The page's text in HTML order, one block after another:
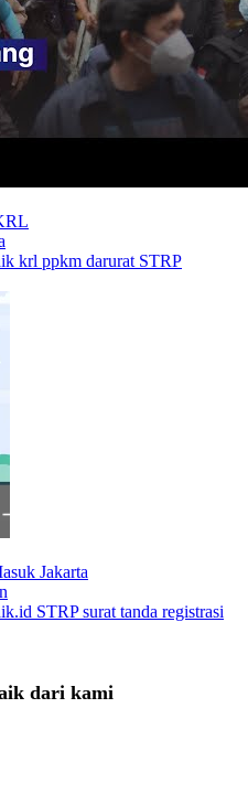
krl ppkm darurat STRP
Jakarta
STRPsurat tanda registrasi
dari kami